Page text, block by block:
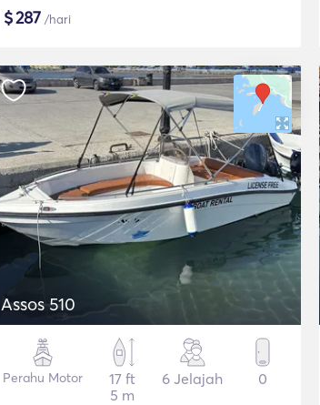
$287 /hari
Assos 510
Perahu Motor
17 ft
5 m
6 Jelajah 0